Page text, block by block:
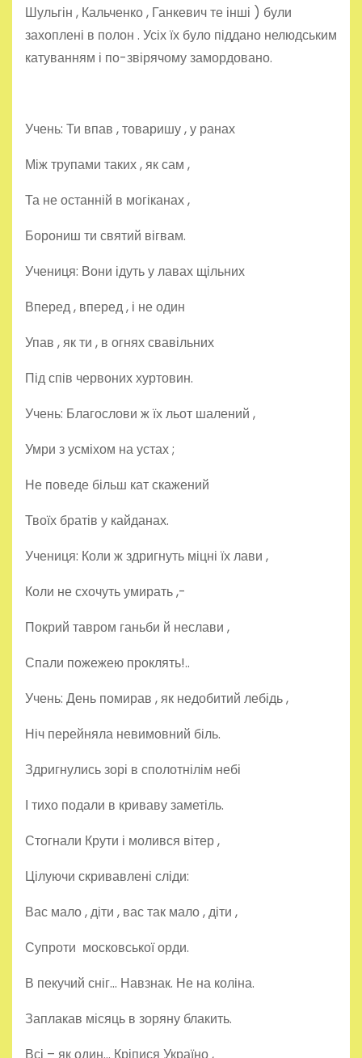
Шульгін , Кальченко , Ганкевич те інші ) були
захоплені в полон . Усіх їх було піддано нелюдським
катуванням і по-звірячому замордовано.
Учень: Ти впав , товаришу , у ранах
Між трупами таких , як сам ,
Та не останній в могіканах ,
Борониш ти святий вігвам.
Учениця: Вони ідуть у лавах щільних
Вперед , вперед , і не один
Упав , як ти , в огнях свавільних
Під спів червоних хуртовин.
Учень: Благослови ж їх льот шалений ,
Умри з усміхом на устах ;
Не поведе більш кат скажений
Твоїх братів у кайданах.
Учениця: Коли ж здригнуть міцні їх лави ,
Коли не схочуть умирать ,-
Покрий тавром ганьби й неслави ,
Спали пожежею проклять!..
Учень: День помирав , як недобитий лебідь ,
Ніч перейняла невимовний біль.
Здригнулись зорі в сполотнілім небі
І тихо подали в криваву заметіль.
Стогнали Крути і молився вітер ,
Цілуючи скривавлені сліди:
Вас мало , діти , вас так мало , діти ,
Супроти московської орди.
В пекучий сніг… Навзнак. Не на коліна.
Заплакав місяць в зоряну блакить.